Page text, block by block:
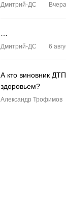
Дмитрий-ДС
Дмитрий-ДС 6
А кто виновник
здоровьем?
Александр Трофимов